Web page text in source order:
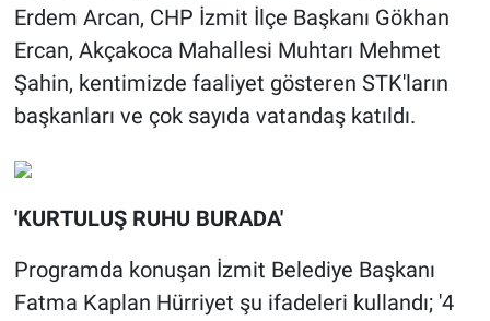
Erdem Arcan, CHP İzmit İlçe Başkanı Gökhan
Ercan, Akçakoca Mahallesi Muhtarı Mehmet
Şahin, kentimizde faaliyet gösteren STK'ların
başkanları ve çok sayıda vatandaş katıldı.
'KURTULUŞ RUHU BURADA'
Programda konuşan İzmit Belediye Başkanı
Fatma Kaplan Hürriyet şu ifadeleri kullandı; '4